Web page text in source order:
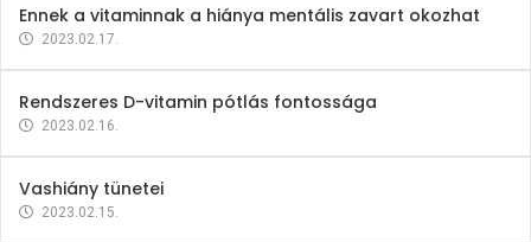
Ennek a vitaminnak a hiánya mentális zavart okozhat
2023.02.17.
Rendszeres D-vitamin pótlás fontossága
2023.02.16.
Vashiány tünetei
2023.02.15.